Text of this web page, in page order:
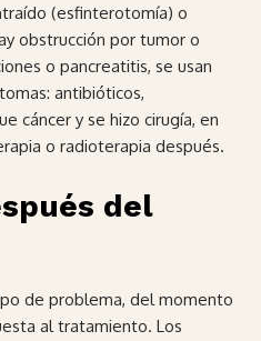
(esfinterotomía) o
obstrucción por tumor o
o pancreatitis, se usan
antibióticos,
cáncer y se hizo cirugía, en
o radioterapia después.
del
de problema, del momento
al tratamiento. Los